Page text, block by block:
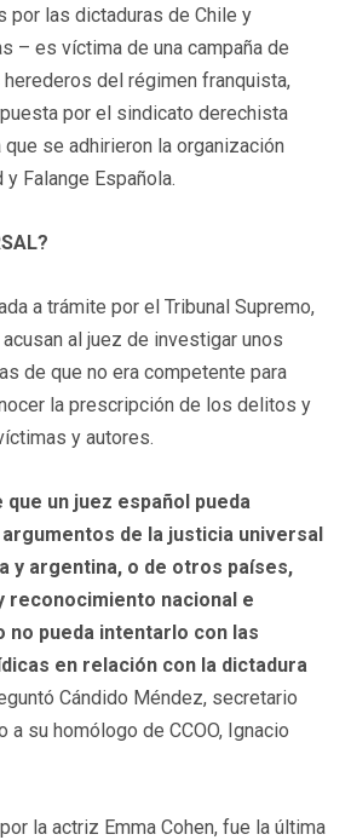
por las dictaduras de Chile y
– es víctima de una campaña de
del régimen franquista,
por el sindicato derechista
se adhirieron la organización
Falange Española.
a trámite por el Tribunal Supremo,
al juez de investigar unos
de que no era competente para
la prescripción de los delitos y
y autores.
un juez español pueda
de la justicia universal
y argentina, o de otros países,
reconocimiento nacional e
no pueda intentarlo con las
en relación con la dictadura
Cándido Méndez, secretario
a su homólogo de CCOO, Ignacio
la actriz Emma Cohen, fue la última